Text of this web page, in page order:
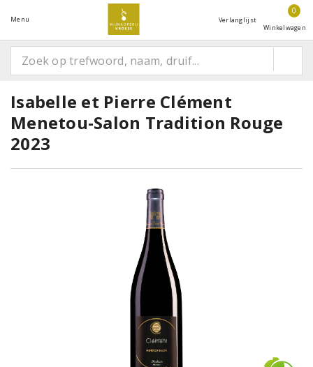
Menu Verlanglijst
0
Winkelwagen
Isabelle et Pierre Clément
Menetou-Salon Tradition Rouge
2023